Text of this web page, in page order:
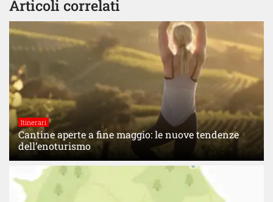
Articoli correlati
Itinerari
Cantine aperte a fine maggio: le nuove tendenze
dell’enoturismo